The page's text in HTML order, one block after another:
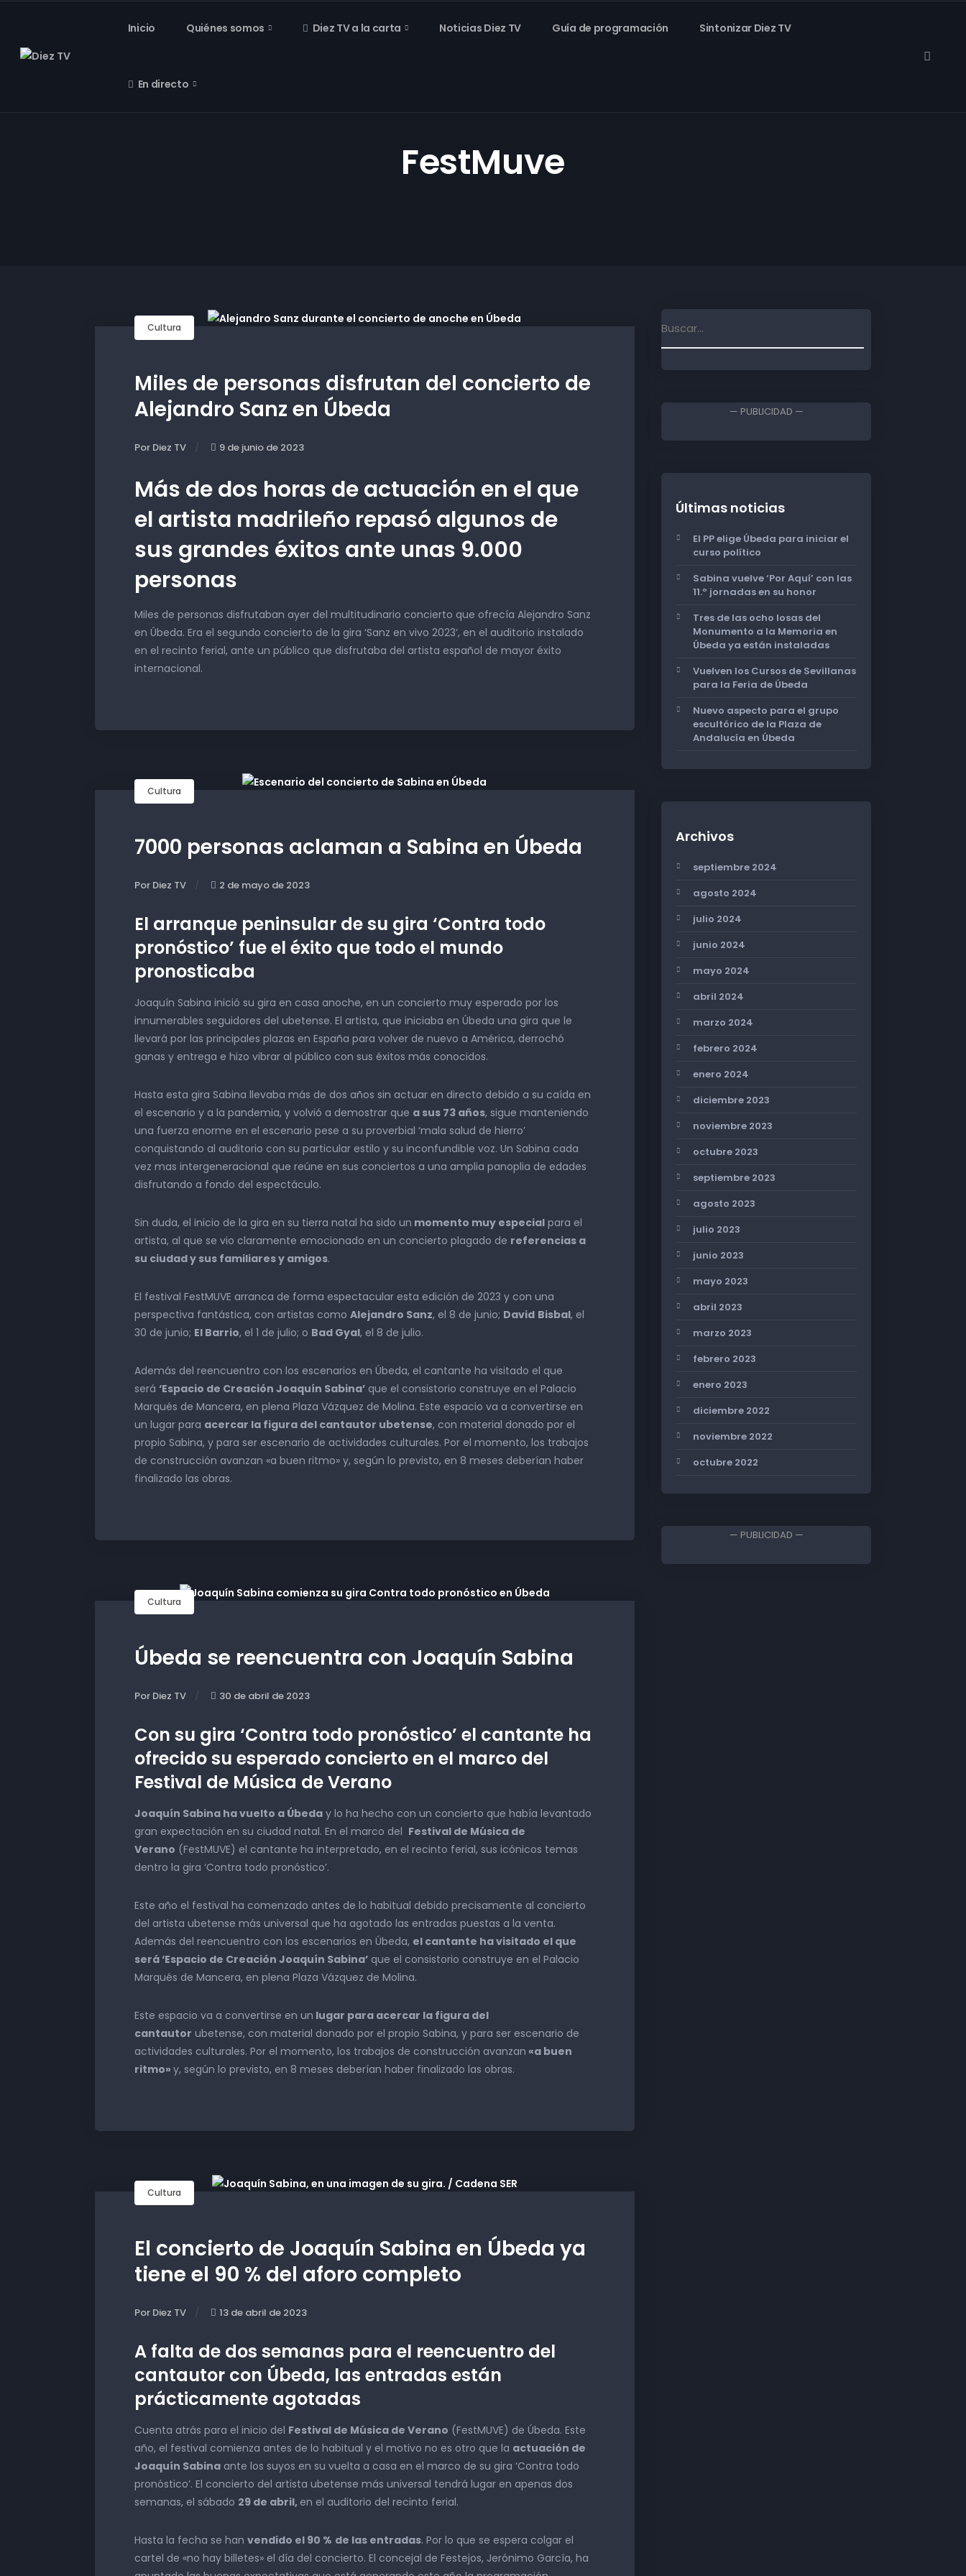
Inicio Quiénes somos Diez TV a la carta Noticias Diez TV Guía de programación Sintonizar Diez TV
En directo
FestMuve
Cultura
Miles de personas disfrutan del concierto de
Alejandro Sanz en Úbeda
Por Diez TV 9 de junio de 2023
Más de dos horas de actuación en el que
el artista madrileño repasó algunos de
sus grandes éxitos ante unas 9.000
personas
Miles de personas disfrutaban ayer del multitudinario concierto que ofrecía Alejandro Sanz
en Úbeda. Era el segundo concierto de la gira ‘Sanz en vivo 2023’, en el auditorio instalado
en el recinto ferial, ante un público que disfrutaba del artista español de mayor éxito
internacional.
Cultura
7000 personas aclaman a Sabina en Úbeda
Por Diez TV 2 de mayo de 2023
El arranque peninsular de su gira ‘Contra todo
pronóstico’ fue el éxito que todo el mundo
pronosticaba
Joaquín Sabina inició su gira en casa anoche, en un concierto muy esperado por los
innumerables seguidores del ubetense. El artista, que iniciaba en Úbeda una gira que le
llevará por las principales plazas en España para volver de nuevo a América, derrochó
ganas y entrega e hizo vibrar al público con sus éxitos más conocidos.
Hasta esta gira Sabina llevaba más de dos años sin actuar en directo debido a su caída en
el escenario y a la pandemia, y volvió a demostrar que a sus 73 años, sigue manteniendo
una fuerza enorme en el escenario pese a su proverbial ‘mala salud de hierro’
conquistando al auditorio con su particular estilo y su inconfundible voz. Un Sabina cada
vez mas intergeneracional que reúne en sus conciertos a una amplia panoplia de edades
disfrutando a fondo del espectáculo.
Sin duda, el inicio de la gira en su tierra natal ha sido un momento muy especial para el
artista, al que se vio claramente emocionado en un concierto plagado de referencias a
su ciudad y sus familiares y amigos.
El festival FestMUVE arranca de forma espectacular esta edición de 2023 y con una
perspectiva fantástica, con artistas como Alejandro Sanz, el 8 de junio; David Bisbal, el
30 de junio; El Barrio, el 1 de julio; o Bad Gyal, el 8 de julio.
Además del reencuentro con los escenarios en Úbeda, el cantante ha visitado el que
será ‘Espacio de Creación Joaquín Sabina’ que el consistorio construye en el Palacio
Marqués de Mancera, en plena Plaza Vázquez de Molina. Este espacio va a convertirse en
un lugar para acercar la figura del cantautor ubetense, con material donado por el
propio Sabina, y para ser escenario de actividades culturales. Por el momento, los trabajos
de construcción avanzan «a buen ritmo» y, según lo previsto, en 8 meses deberían haber
finalizado las obras.
Cultura
Úbeda se reencuentra con Joaquín Sabina
Por Diez TV 30 de abril de 2023
Con su gira ‘Contra todo pronóstico’ el cantante ha
ofrecido su esperado concierto en el marco del
Festival de Música de Verano
Joaquín Sabina ha vuelto a Úbeda y lo ha hecho con un concierto que había levantado
gran expectación en su ciudad natal. En el marco del Festival de Música de
Verano (FestMUVE) el cantante ha interpretado, en el recinto ferial, sus icónicos temas
dentro la gira ‘Contra todo pronóstico’.
Este año el festival ha comenzado antes de lo habitual debido precisamente al concierto
del artista ubetense más universal que ha agotado las entradas puestas a la venta.
Además del reencuentro con los escenarios en Úbeda, el cantante ha visitado el que
será ‘Espacio de Creación Joaquín Sabina’ que el consistorio construye en el Palacio
Marqués de Mancera, en plena Plaza Vázquez de Molina.
Este espacio va a convertirse en un lugar para acercar la figura del
cantautor ubetense, con material donado por el propio Sabina, y para ser escenario de
actividades culturales. Por el momento, los trabajos de construcción avanzan «a buen
ritmo» y, según lo previsto, en 8 meses deberían haber finalizado las obras.
Cultura
El concierto de Joaquín Sabina en Úbeda ya
tiene el 90 % del aforo completo
Por Diez TV 13 de abril de 2023
A falta de dos semanas para el reencuentro del
cantautor con Úbeda, las entradas están
prácticamente agotadas
Cuenta atrás para el inicio del Festival de Música de Verano (FestMUVE) de Úbeda. Este
año, el festival comienza antes de lo habitual y el motivo no es otro que la actuación de
Joaquín Sabina ante los suyos en su vuelta a casa en el marco de su gira ‘Contra todo
pronóstico’. El concierto del artista ubetense más universal tendrá lugar en apenas dos
semanas, el sábado 29 de abril, en el auditorio del recinto ferial.
Hasta la fecha se han vendido el 90 % de las entradas. Por lo que se espera colgar el
cartel de «no hay billetes» el día del concierto. El concejal de Festejos, Jerónimo García, ha
— PUBLICIDAD —
Últimas noticias
El PP elige Úbeda para iniciar el
curso político
Sabina vuelve ‘Por Aquí’ con las
11.º jornadas en su honor
Tres de las ocho losas del
Monumento a la Memoria en
Úbeda ya están instaladas
Vuelven los Cursos de Sevillanas
para la Feria de Úbeda
Nuevo aspecto para el grupo
escultórico de la Plaza de
Andalucía en Úbeda
Archivos
septiembre 2024
agosto 2024
julio 2024
junio 2024
mayo 2024
abril 2024
marzo 2024
febrero 2024
enero 2024
diciembre 2023
noviembre 2023
octubre 2023
septiembre 2023
agosto 2023
julio 2023
junio 2023
mayo 2023
abril 2023
marzo 2023
febrero 2023
enero 2023
diciembre 2022
noviembre 2022
octubre 2022
— PUBLICIDAD —